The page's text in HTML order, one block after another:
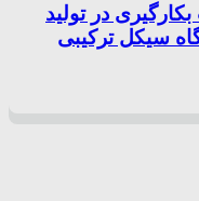
در تولید
سیکل ترکیبی